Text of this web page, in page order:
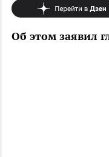
Об этом заявил